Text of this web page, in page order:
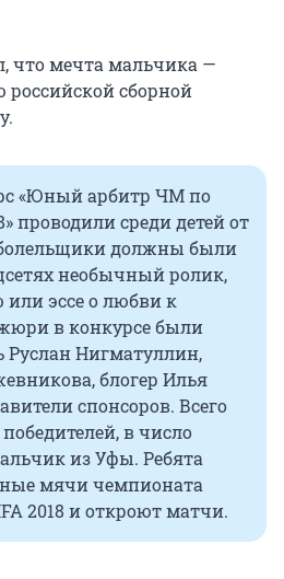
что мечта мальчика —
сборной
«Юный арбитр ЧМ по
проводили среди детей от
должны были
необычный ролик,
эссе о любви к
в конкурсе были
Руслан Нигматуллин,
блогер Илья
спонсоров. Всего
в число
из Уфы. Ребята
мячи чемпионата
2018 и откроют матчи.